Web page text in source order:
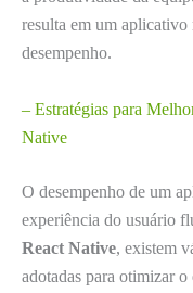
resulta em um
desempenho.
– Estratégias para
Native
O desempenho de um
experiência do usuário
React Native, existem
adotadas para otimizar